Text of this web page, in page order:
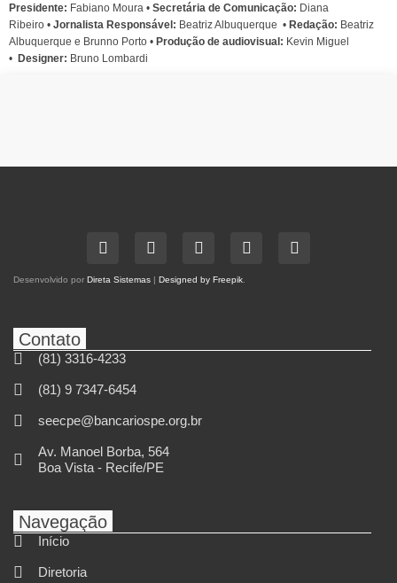
Presidente: Fabiano Moura • Secretária de Comunicação: Diana
Ribeiro • Jornalista Responsável: Beatriz Albuquerque • Redação: Beatriz
Albuquerque e Brunno Porto • Produção de audiovisual: Kevin Miguel
• Designer: Bruno Lombardi
Desenvolvido por Direta Sistemas | Designed by Freepik.
Contato
(81) 3316-4233
(81) 9 7347-6454
seecpe@bancariospe.org.br
Av. Manoel Borba, 564
Boa Vista - Recife/PE
Navegação
Início
Diretoria